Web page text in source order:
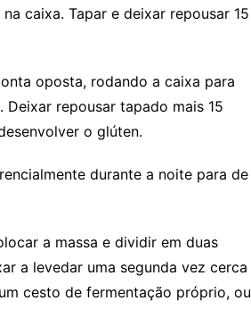
caixa. Tapar e deixar repousar 15
oposta, rodando a caixa para
repousar tapado mais 15
o glúten.
durante a noite para de
a massa e dividir em duas
a levedar uma segunda vez cerca
cesto de fermentação próprio, ou